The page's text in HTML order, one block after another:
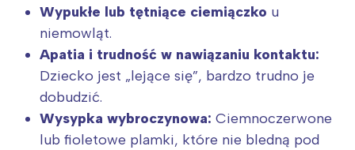
Wypukłe lub tętniące ciemiączko u
niemowląt.
Apatia i trudność w nawiązaniu kontaktu:
Dziecko jest „lejące się”, bardzo trudno je
dobudzić.
Wysypka wybroczynowa: Ciemnoczerwone
lub fioletowe plamki, które nie bledną pod